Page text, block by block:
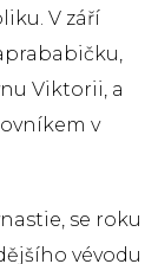
V září
Viktorii, a
v
se roku
vévodu